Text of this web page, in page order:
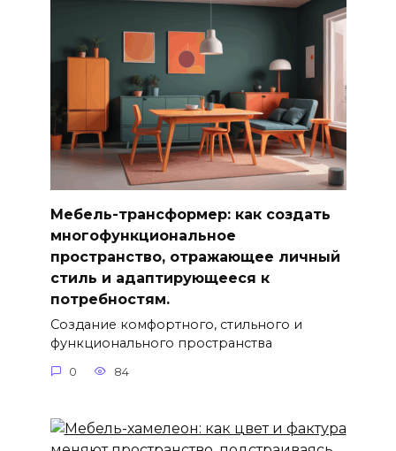
Мебель-трансформер: как создать
многофункциональное
пространство, отражающее личный
стиль и адаптирующееся к
потребностям.
Создание комфортного, стильного и
функционального пространства
0 84